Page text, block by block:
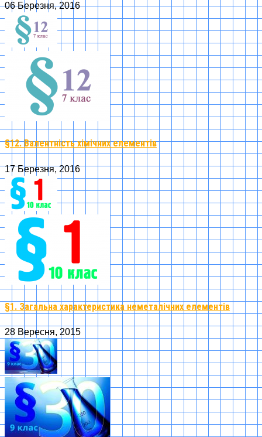
06 Березня, 2016
§12. Валентність хімічних елементів
17 Березня, 2016
§1. Загальна характеристика неметалічних елементів
28 Вересня, 2015